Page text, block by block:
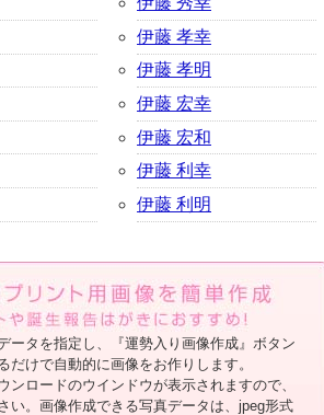
伊藤 孝幸
伊藤 孝明
伊藤 宏幸
伊藤 宏和
伊藤 利幸
伊藤 利明
ータを指定し、『運勢入り画像作成』ボタン
だけで自動的に画像をお作りします。
ンロードのウインドウが表示されますので、
い。画像作成できる写真データは、jpeg形式